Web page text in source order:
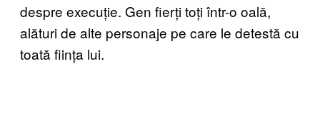
despre execuție. Gen fierți toți într-o oală,
alături de alte personaje pe care le detestă cu
toată ființa lui.